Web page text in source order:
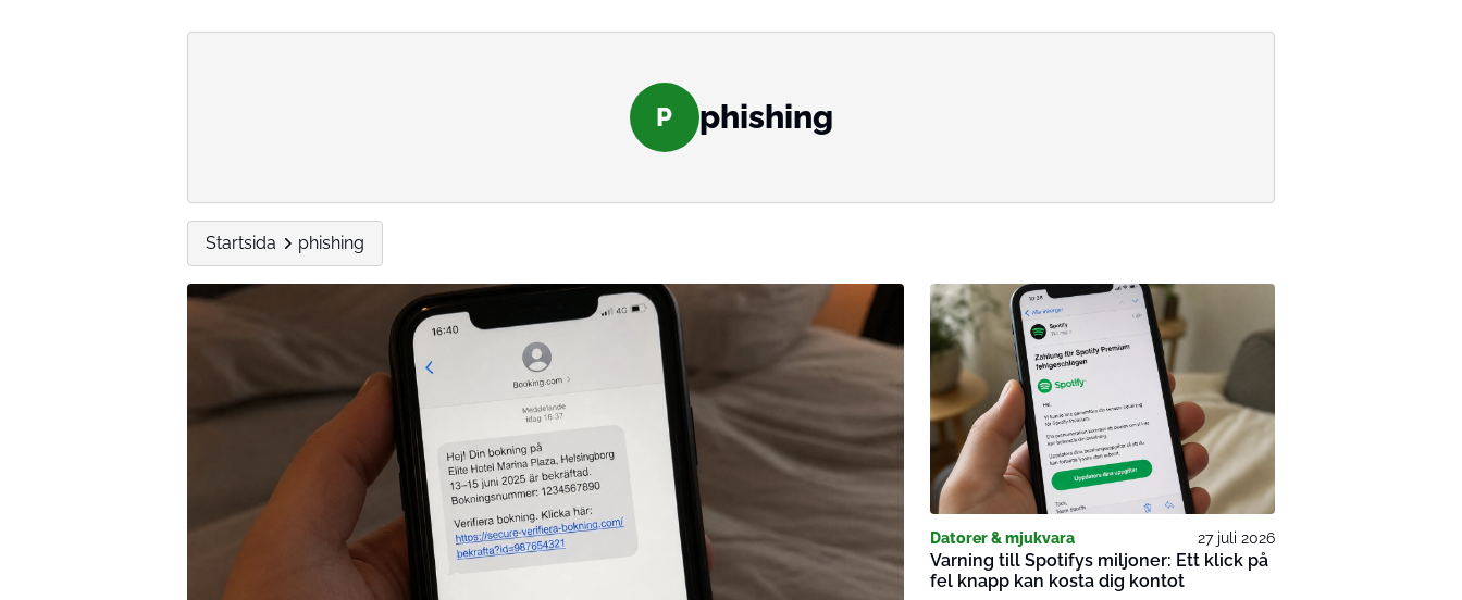
P phishing
Startsida phishing
Datorer & mjukvara 27 juli 2026
Varning till Spotifys miljoner: Ett klick på
fel knapp kan kosta dig kontot